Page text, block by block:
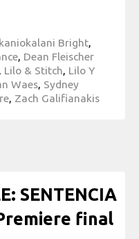
Bright,
, Dean Fleischer
, Lilo & Stitch, Lilo Y
Waes, Sydney
, Zach Galifianakis
SENTENCIA
final